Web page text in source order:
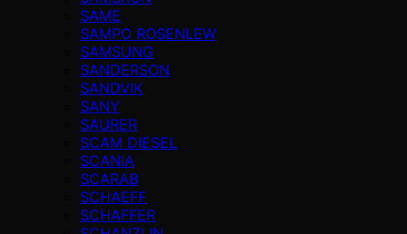
SAME
SAMPO ROSENLEW
SAMSUNG
SANDERSON
SANDVIK
SANY
SAURER
SCAM DIESEL
SCANIA
SCARAB
SCHAEFF
SCHAFFER